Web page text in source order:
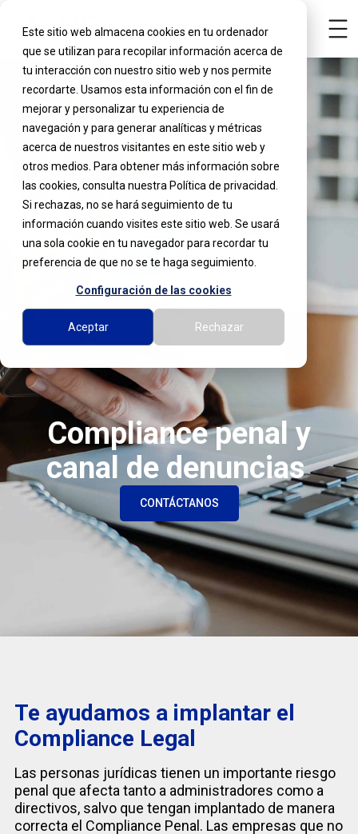
Este sitio web almacena cookies en tu ordenador
que se utilizan para recopilar información acerca de
tu interacción con nuestro sitio web y nos permite
recordarte. Usamos esta información con el fin de
mejorar y personalizar tu experiencia de
navegación y para generar analíticas y métricas
acerca de nuestros visitantes en este sitio web y
otros medios. Para obtener más información sobre
las cookies, consulta nuestra Política de privacidad.
Si rechazas, no se hará seguimiento de tu
información cuando visites este sitio web. Se usará
una sola cookie en tu navegador para recordar tu
preferencia de que no se te haga seguimiento.
Configuración de las cookies
Aceptar Rechazar
Compliance penal y
canal de denuncias
CONTÁCTANOS
Te ayudamos a implantar el
Compliance Legal
Las personas jurídicas tienen un importante riesgo
penal que afecta tanto a administradores como a
directivos, salvo que tengan implantado de manera
correcta el Compliance Penal. Las empresas que no